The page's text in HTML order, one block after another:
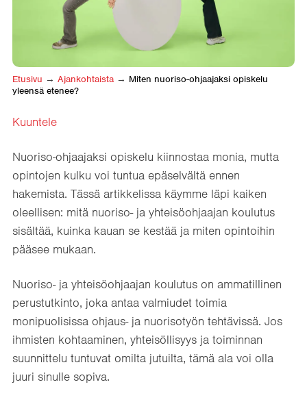
Etusivu → Ajankohtaista → Miten nuoriso-ohjaajaksi opiskelu
yleensä etenee?
Kuuntele
Nuoriso-ohjaajaksi opiskelu kiinnostaa monia, mutta
opintojen kulku voi tuntua epäselvältä ennen
hakemista. Tässä artikkelissa käymme läpi kaiken
oleellisen: mitä nuoriso- ja yhteisöohjaajan koulutus
sisältää, kuinka kauan se kestää ja miten opintoihin
pääsee mukaan.
Nuoriso- ja yhteisöohjaajan koulutus on ammatillinen
perustutkinto, joka antaa valmiudet toimia
monipuolisissa ohjaus- ja nuorisotyön tehtävissä. Jos
ihmisten kohtaaminen, yhteisöllisyys ja toiminnan
suunnittelu tuntuvat omilta jutuilta, tämä ala voi olla
juuri sinulle sopiva.